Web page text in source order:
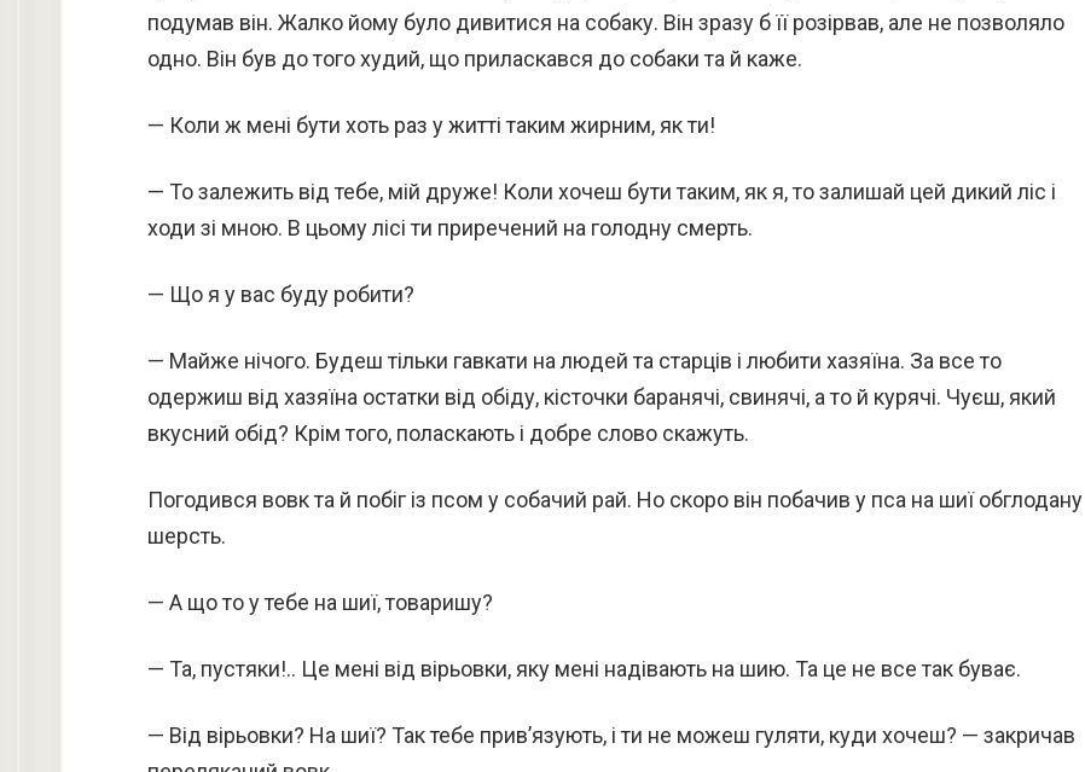
подумав він. Жалко йому було дивитися на собаку. Він зразу б її розірвав, але не позволяло
одно. Він був до того худий, що приласкався до собаки та й каже.
— Коли ж мені бути хоть раз у житті таким жирним, як ти!
— То залежить від тебе, мій друже! Коли хочеш бути таким, як я, то залишай цей дикий ліс і
ходи зі мною. В цьому лісі ти приречений на голодну смерть.
— Що я у вас буду робити?
— Майже нічого. Будеш тільки гавкати на людей та старців і любити хазяїна. За все то
одержиш від хазяїна остатки від обіду, кісточки баранячі, свинячі, а то й курячі. Чуєш, який
вкусний обід? Крім того, поласкають і добре слово скажуть.
Погодився вовк та й побіг із псом у собачий рай. Но скоро він побачив у пса на шиї обглодану
шерсть.
— А що то у тебе на шиї, товаришу?
— Та, пустяки!.. Це мені від вірьовки, яку мені надівають на шию. Та це не все так буває.
— Від вірьовки? На шиї? Так тебе прив’язують, і ти не можеш гуляти, куди хочеш? — закричав